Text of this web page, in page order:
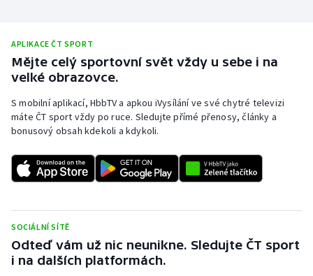
Triatlon
Veslování
Vodní slalom
Ostatní
APLIKACE ČT SPORT
Mějte celý sportovní svět vždy u sebe i na
velké obrazovce.
S mobilní aplikací, HbbTV a apkou iVysílání ve své chytré televizi
máte ČT sport vždy po ruce. Sledujte přímé přenosy, články a
bonusový obsah kdekoli a kdykoli.
SOCIÁLNÍ SÍTĚ
Odteď vám už nic neunikne. Sledujte ČT sport
i na dalších platformách.